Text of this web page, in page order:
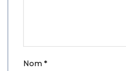
Nom *